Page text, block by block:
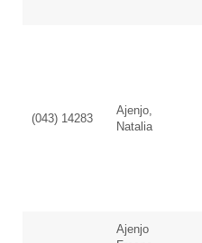
(043) 14283
Ajenjo,
Natalia
Ajenjo